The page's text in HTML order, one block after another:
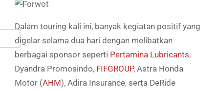
Dalam touring kali ini, banyak kegiatan positif yang
digelar selama dua hari dengan melibatkan
berbagai sponsor seperti Pertamina Lubricants,
Dyandra Promosindo, FIFGROUP, Astra Honda
Motor (AHM), Adira Insurance, serta DeRide